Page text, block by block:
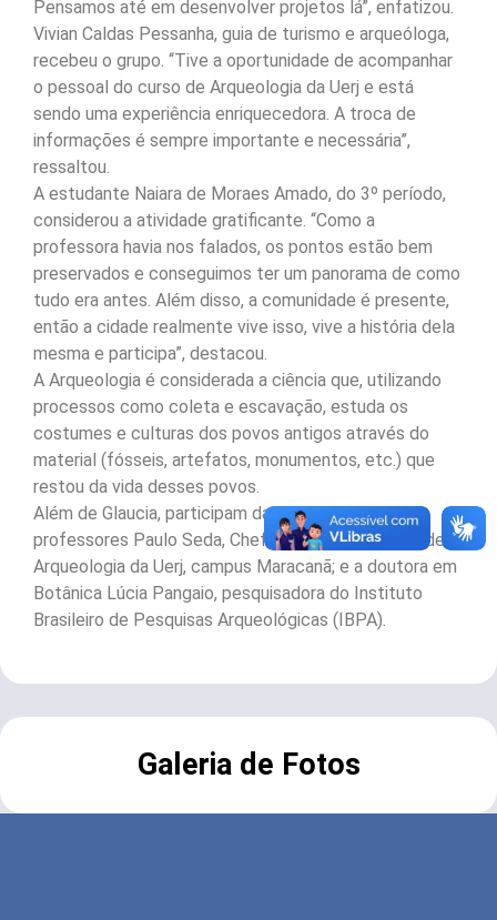
Pensamos até em desenvolver projetos lá”, enfatizou.
Vivian Caldas Pessanha, guia de turismo e arqueóloga,
recebeu o grupo. “Tive a oportunidade de acompanhar
o pessoal do curso de Arqueologia da Uerj e está
sendo uma experiência enriquecedora. A troca de
informações é sempre importante e necessária”,
ressaltou.
A estudante Naiara de Moraes Amado, do 3º período,
considerou a atividade gratificante. “Como a
professora havia nos falados, os pontos estão bem
preservados e conseguimos ter um panorama de como
tudo era antes. Além disso, a comunidade é presente,
então a cidade realmente vive isso, vive a história dela
mesma e participa”, destacou.
A Arqueologia é considerada a ciência que, utilizando
processos como coleta e escavação, estuda os
costumes e culturas dos povos antigos através do
material (fósseis, artefatos, monumentos, etc.) que
restou da vida desses povos.
Além de Glaucia, participam da aula prática os
professores Paulo Seda, Chefe do Departamento der
Arqueologia da Uerj, campus Maracanã; e a doutora em
Botânica Lúcia Pangaio, pesquisadora do Instituto
Brasileiro de Pesquisas Arqueológicas (IBPA).
Galeria de Fotos